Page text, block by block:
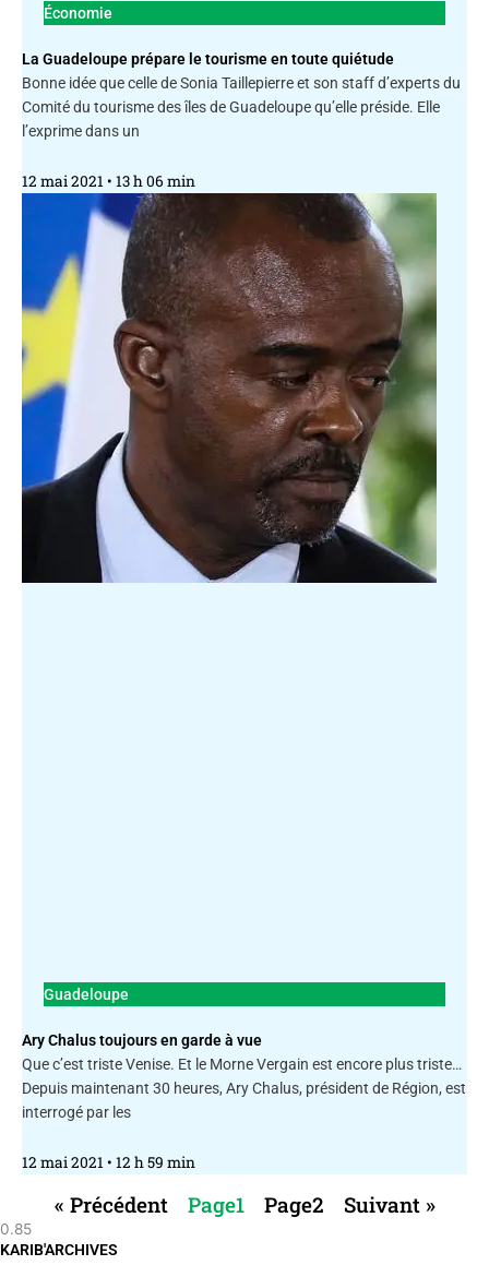
Économie
La Guadeloupe prépare le tourisme en toute quiétude
Bonne idée que celle de Sonia Taillepierre et son staff d’experts du
Comité du tourisme des îles de Guadeloupe qu’elle préside. Elle
l’exprime dans un
12 mai 2021 13 h 06 min
Guadeloupe
Ary Chalus toujours en garde à vue
Que c’est triste Venise. Et le Morne Vergain est encore plus triste…
Depuis maintenant 30 heures, Ary Chalus, président de Région, est
interrogé par les
12 mai 2021 12 h 59 min
« Précédent Page1 Page2 Suivant »
KARIB'ARCHIVES